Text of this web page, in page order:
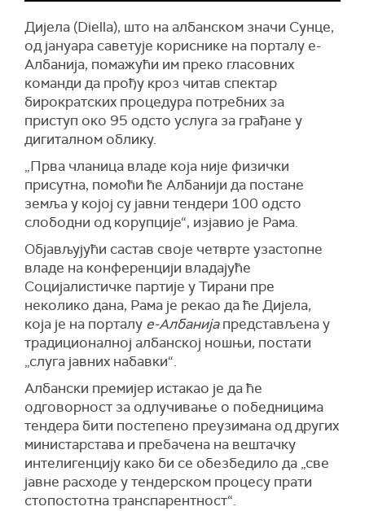
Дијела (Diella), што на албанском значи Сунце,
од јануара саветује кориснике на порталу е-
Албанија, помажући им преко гласовних
команди да прођу кроз читав спектар
бирократских процедура потребних за
приступ око 95 одсто услуга за грађане у
дигиталном облику.
„Прва чланица владе која није физички
присутна, помоћи ће Албанији да постане
земља у којој су јавни тендери 100 одсто
слободни од корупције“, изјавио је Рама.
Објављујући састав своје четврте узастопне
владе на конференцији владајуће
Социјалистичке партије у Тирани пре
неколико дана, Рама је рекао да ће Дијела,
која је на порталу е-Албанијапредстављена у
традиционалној албанској ношњи, постати
„слуга јавних набавки“.
Албански премијер истакао је да ће
одговорност за одлучивање о победницима
тендера бити постепено преузимана оддругих
министарстава и пребачена на вештачку
интелигенцију како би се обезбедило да „све
јавне расходе у тендерском процесу прати
стопостотнатранспарентност“.